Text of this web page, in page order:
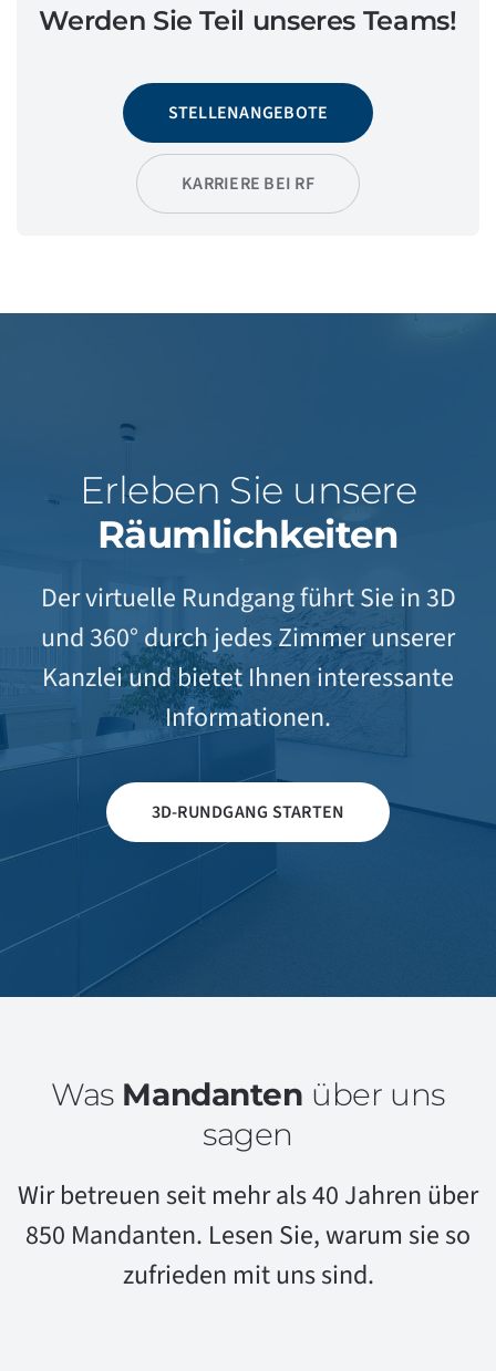
Werden Sie Teil unseres Teams!
STELLENANGEBOTE
KARRIERE BEI RF
Erleben Sie unsere
Räumlichkeiten
Der virtuelle Rundgang führt Sie in 3D
und 360° durch jedes Zimmer unserer
Kanzlei und bietet Ihnen interessante
Informationen.
3D-RUNDGANG STARTEN
WasMandanten über uns
sagen
Wir betreuen seit mehr als 40 Jahren über
850 Mandanten. Lesen Sie, warum sie so
zufrieden mit uns sind.